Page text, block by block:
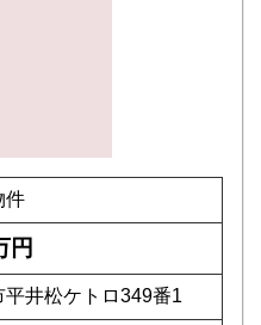
件
円
平井松ケトロ349番1